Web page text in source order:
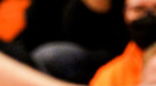
Dolenc on
ammattilaisuran
Ranskassa,
Liettuassa,
Bosniassa ja